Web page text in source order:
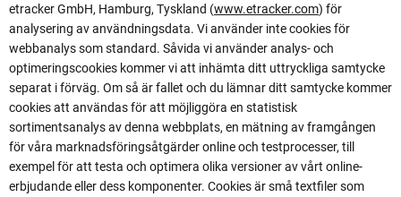
etracker GmbH, Hamburg, Tyskland (www.etracker.com) för
analysering av användningsdata. Vi använder inte cookies för
webbanalys som standard. Såvida vi använder analys- och
optimeringscookies kommer vi att inhämta ditt uttryckliga samtycke
separat i förväg. Om så är fallet och du lämnar ditt samtycke kommer
cookies att användas för att möjliggöra en statistisk
sortimentsanalys av denna webbplats, en mätning av framgången
för våra marknadsföringsåtgärder online och testprocesser, till
exempel för att testa och optimera olika versioner av vårt online-
erbjudande eller dess komponenter. Cookies är små textfiler som